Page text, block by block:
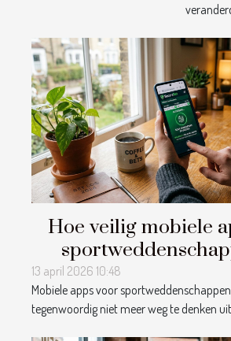
Hoe veilig mobiele
casino's te
13 april 2026 10:48
Mobiele apps voor sportweddenschappen
tegenwoordig niet meer weg te denken